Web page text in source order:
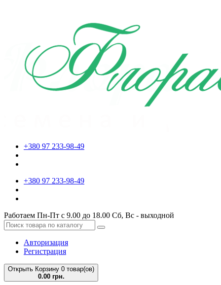
+380 97 233-98-49
+380 97 233-98-49
Работаем Пн-Пт с 9.00 до 18.00 Сб, Вс - выходной
Авторизация
Регистрация
Открыть Корзину 0 товар(ов)
0.00 грн.